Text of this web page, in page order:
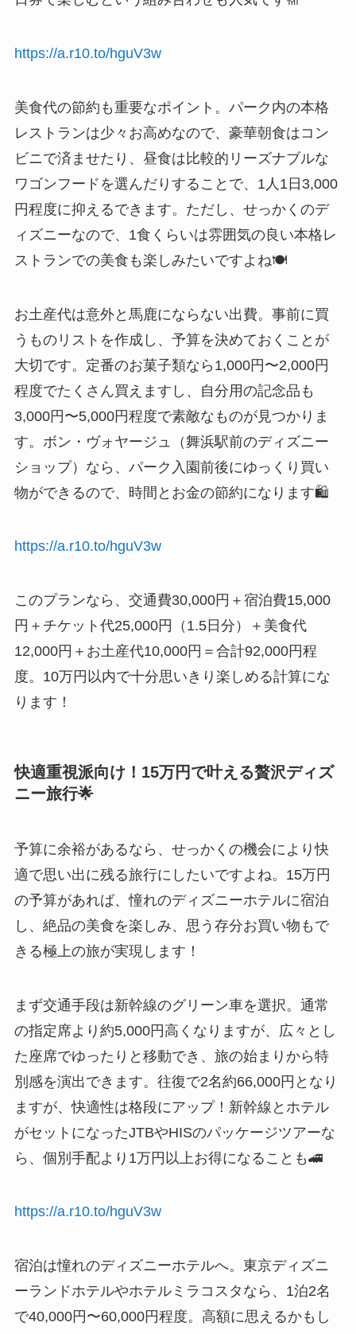
https://a.r10.to/hguV3w
美食代の節約も重要なポイント。パーク内の本格
レストランは少々お高めなので、豪華朝食はコン
ビニで済ませたり、昼食は比較的リーズナブルな
ワゴンフードを選んだりすることで、1人1日3,000
円程度に抑えるできます。ただし、せっかくのデ
ィズニーなので、1食くらいは雰囲気の良い本格レ
ストランでの美食も楽しみたいですよね🍽️
お土産代は意外と馬鹿にならない出費。事前に買
うものリストを作成し、予算を決めておくことが
大切です。定番のお菓子類なら1,000円〜2,000円
程度でたくさん買えますし、自分用の記念品も
3,000円〜5,000円程度で素敵なものが見つかりま
す。ボン・ヴォヤージュ（舞浜駅前のディズニー
ショップ）なら、パーク入園前後にゆっくり買い
物ができるので、時間とお金の節約になります🛍️
https://a.r10.to/hguV3w
このプランなら、交通費30,000円＋宿泊費15,000
円＋チケット代25,000円（1.5日分）＋美食代
12,000円＋お土産代10,000円＝合計92,000円程
度。10万円以内で十分思いきり楽しめる計算にな
ります！
快適重視派向け！15万円で叶える贅沢ディズ
ニー旅行🌟
予算に余裕があるなら、せっかくの機会により快
適で思い出に残る旅行にしたいですよね。15万円
の予算があれば、憧れのディズニーホテルに宿泊
し、絶品の美食を楽しみ、思う存分お買い物もで
きる極上の旅が実現します！
まず交通手段は新幹線のグリーン車を選択。通常
の指定席より約5,000円高くなりますが、広々とし
た座席でゆったりと移動でき、旅の始まりから特
別感を演出できます。往復で2名約66,000円となり
ますが、快適性は格段にアップ！新幹線とホテル
がセットになったJTBやHISのパッケージツアーな
ら、個別手配より1万円以上お得になることも🚄
https://a.r10.to/hguV3w
宿泊は憧れのディズニーホテルへ。東京ディズニ
ーランドホテルやホテルミラコスタなら、1泊2名
で40,000円〜60,000円程度。高額に思えるかもし